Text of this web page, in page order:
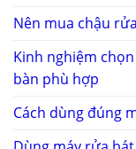
Nên mua chậu
Kinh nghiệm
bàn phù hợp
Cách dùng đúng